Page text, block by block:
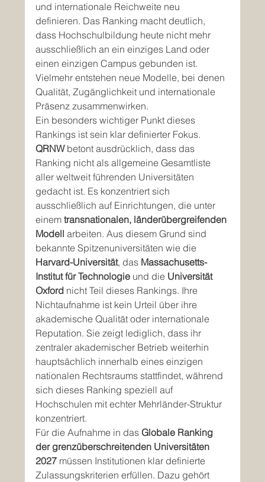
und internationale Reichweite neu
definieren. Das Ranking macht deutlich,
dass Hochschulbildung heute nicht mehr
ausschließlich an ein einziges Land oder
einen einzigen Campus gebunden ist.
Vielmehr entstehen neue Modelle, bei denen
Qualität, Zugänglichkeit und internationale
Präsenz zusammenwirken.
Ein besonders wichtiger Punkt dieses
Rankings ist sein klar definierter Fokus.
QRNW betont ausdrücklich, dass das
Ranking nicht als allgemeine Gesamtliste
aller weltweit führenden Universitäten
gedacht ist. Es konzentriert sich
ausschließlich auf Einrichtungen, die unter
einem transnationalen, länderübergreifenden
Modell arbeiten. Aus diesem Grund sind
bekannte Spitzenuniversitäten wie die
Harvard-Universität, das Massachusetts-
Institut für Technologie und die Universität
Oxford nicht Teil dieses Rankings. Ihre
Nichtaufnahme ist kein Urteil über ihre
akademische Qualität oder internationale
Reputation. Sie zeigt lediglich, dass ihr
zentraler akademischer Betrieb weiterhin
hauptsächlich innerhalb eines einzigen
nationalen Rechtsraums stattfindet, während
sich dieses Ranking speziell auf
Hochschulen mit echter Mehrländer-Struktur
konzentriert.
Für die Aufnahme in das Globale Ranking
der grenzüberschreitenden Universitäten
2027 müssen Institutionen klar definierte
Zulassungskriterien erfüllen. Dazu gehört